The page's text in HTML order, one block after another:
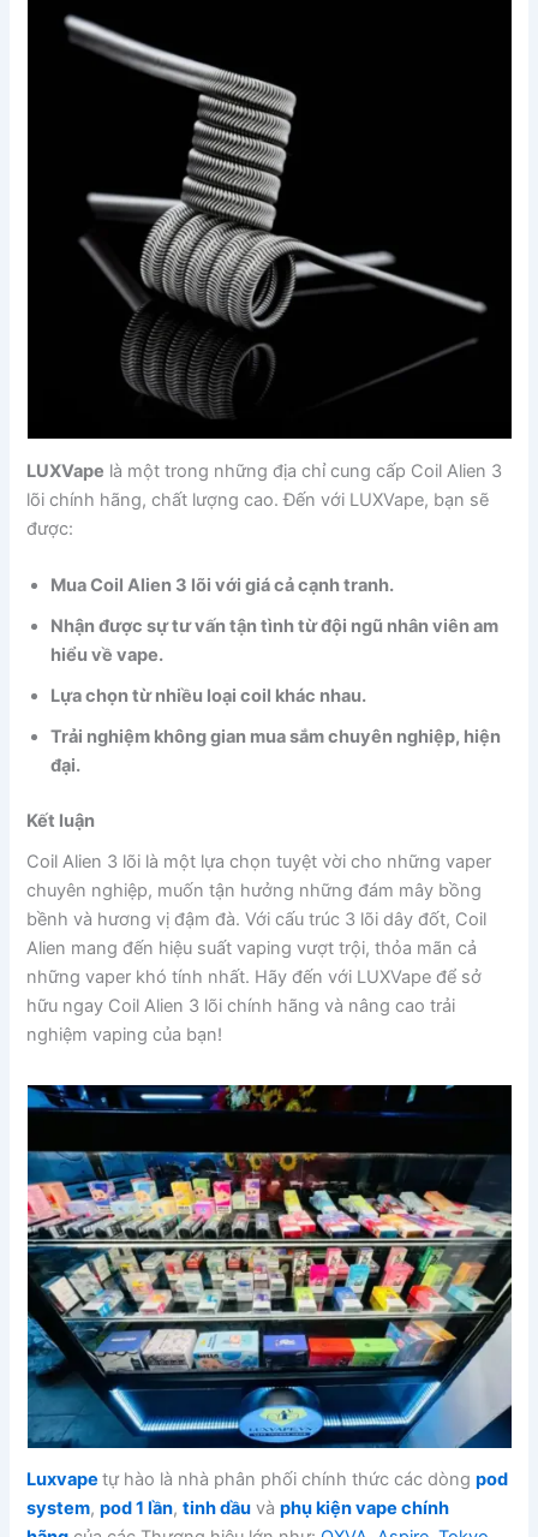
LUXVape là một trong những địa chỉ cung cấp Coil Alien 3
lõi chính hãng, chất lượng cao. Đến với LUXVape, bạn sẽ
được:
Mua Coil Alien 3 lõi với giá cả cạnh tranh.
Nhận được sự tư vấn tận tình từ đội ngũ nhân viên am
hiểu về vape.
Lựa chọn từ nhiều loại coil khác nhau.
Trải nghiệm không gian mua sắm chuyên nghiệp, hiện
đại.
Kết luận
Coil Alien 3 lõi là một lựa chọn tuyệt vời cho những vaper
chuyên nghiệp, muốn tận hưởng những đám mây bồng
bềnh và hương vị đậm đà. Với cấu trúc 3 lõi dây đốt, Coil
Alien mang đến hiệu suất vaping vượt trội, thỏa mãn cả
những vaper khó tính nhất. Hãy đến với LUXVape để sở
hữu ngay Coil Alien 3 lõi chính hãng và nâng cao trải
nghiệm vaping của bạn!
Luxvapetự hào là nhà phân phối chính thức các dòngpod
system,pod 1 lần,tinh dầu vàphụ kiện vape chính